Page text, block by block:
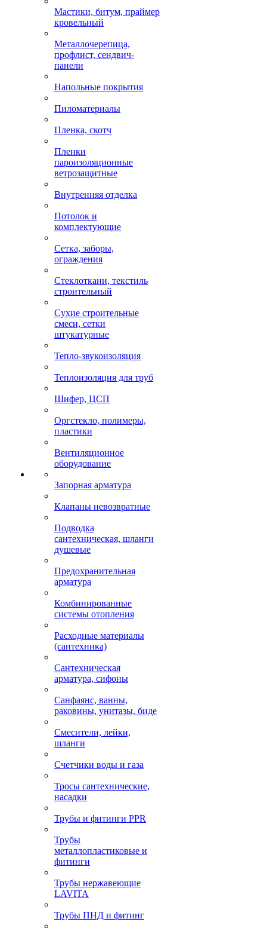
Мастики, битум, праймер
кровельный
Металлочерепица,
профлист, сендвич-
панели
Напольные покрытия
Пиломатериалы
Пленка, скотч
Пленки
пароизоляционные
ветрозащитные
Внутренняя отделка
Потолок и
комплектующие
Сетка, заборы,
ограждения
Стеклоткани, текстиль
строительный
Сухие строительные
смеси, сетки
штукатурные
Тепло-звукоизоляция
Теплоизоляция для труб
Шифер, ЦСП
Оргстекло, полимеры,
пластики
Вентиляционное
оборудование
Запорная арматура
Клапаны невозвратные
Подводка
сантехническая, шланги
душевые
Предохранительная
арматура
Комбинированные
системы отопления
Расходные материалы
(сантехника)
Сантехническая
арматура, сифоны
Санфаянс, ванны,
раковины, унитазы, биде
Смесители, лейки,
шланги
Счетчики воды и газа
Тросы сантехнические,
насадки
Трубы и фитинги PPR
Трубы
металлопластиковые и
фитинги
Трубы нержавеющие
LAVITA
Трубы ПНД и фитинг